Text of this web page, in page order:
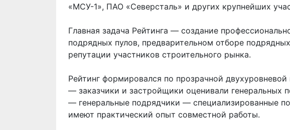
«МСУ-1», ПАО «Северсталь» и других крупнейших
Главная задача Рейтинга — создание
подрядных пулов, предварительном отборе
репутации участников строительного рынка.
Рейтинг формировался по прозрачной
— заказчики и застройщики оценивали генеральных
— генеральные подрядчики — специализированные
имеют практический опыт совместной работы.